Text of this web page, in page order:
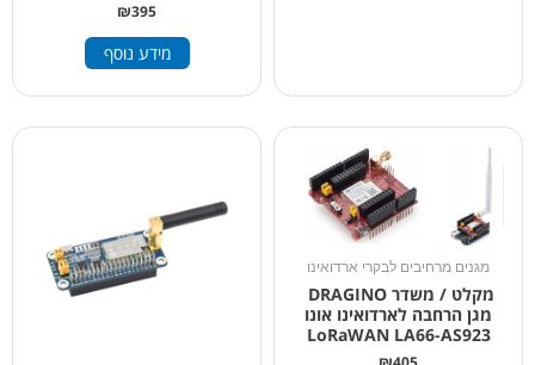
₪395
מידע נוסף
מגנים מרחיבים לבקרי ארדואינו
מגן הרחבה לארדואינו אונו
LoRaWAN LA66-AS923